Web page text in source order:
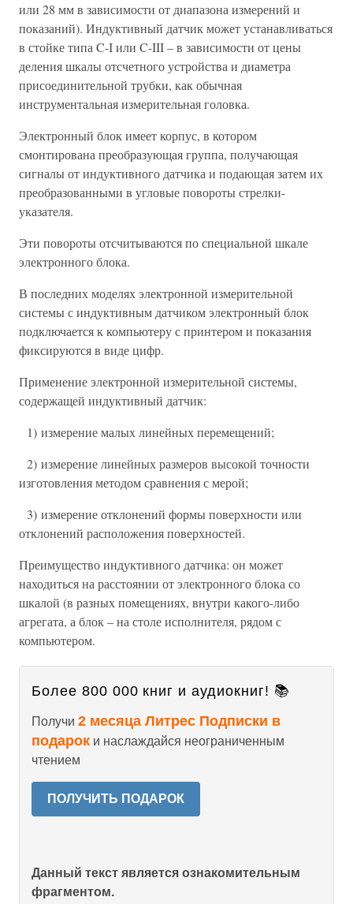
или 28 мм в зависимости от диапазона измерений и
показаний). Индуктивный датчик может устанавливаться
в стойке типа C-I или C-III – в зависимости от цены
деления шкалы отсчетного устройства и диаметра
присоединительной трубки, как обычная
инструментальная измерительная головка.
Электронный блок имеет корпус, в котором
смонтирована преобразующая группа, получающая
сигналы от индуктивного датчика и подающая затем их
преобразованными в угловые повороты стрелки-
указателя.
Эти повороты отсчитываются по специальной шкале
электронного блока.
В последних моделях электронной измерительной
системы с индуктивным датчиком электронный блок
подключается к компьютеру с принтером и показания
фиксируются в виде цифр.
Применение электронной измерительной системы,
содержащей индуктивный датчик:
1) измерение малых линейных перемещений;
2) измерение линейных размеров высокой точности
изготовления методом сравнения с мерой;
3) измерение отклонений формы поверхности или
отклонений расположения поверхностей.
Преимущество индуктивного датчика: он может
находиться на расстоянии от электронного блока со
шкалой (в разных помещениях, внутри какого-либо
агрегата, а блок – на столе исполнителя, рядом с
компьютером.
Более 800 000 книг и аудиокниг! 📚
Получи 2 месяца Литрес Подписки в
подарок и наслаждайся неограниченным
чтением
ПОЛУЧИТЬ ПОДАРОК
Данный текст является ознакомительным
фрагментом.